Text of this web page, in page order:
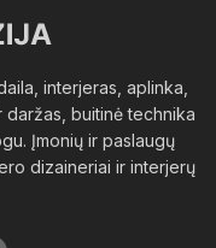
interjeras, aplinka,
buitinė technika
Įmonių ir paslaugų
dizaineriai ir interjerų